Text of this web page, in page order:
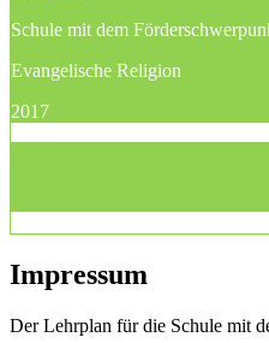
Schule mit dem
Evangelische Religion
2017
Impressum
Der Lehrplan für die Schule mit